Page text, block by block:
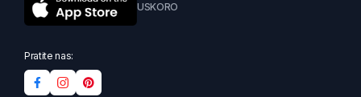
USKORO
Pratite nas: